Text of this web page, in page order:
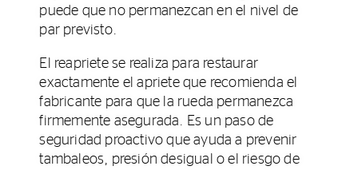
puede que no permanezcan en el nivel de
par previsto.
El reapriete se realiza para restaurar
exactamente el apriete que recomienda el
fabricante para que la rueda permanezca
firmemente asegurada. Es un paso de
seguridad proactivo que ayuda a prevenir
tambaleos, presión desigual o el riesgo de